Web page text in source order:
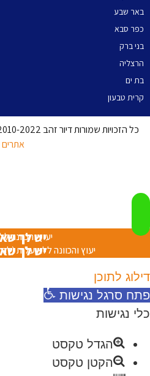
באר שבע
כפר סבא
בני ברק
הרצליה
בת ים
קרית טבעון
כל הזכויות שמורות דיור זהב 2010-2022 |
אתרים
יש לך
יעוץ והכוונה
יש לך
יעוץ והכוונה ללא עלות
דילוג לתוכן
פתח סרגל נגישות
כלי נגישות
הגדל טקסט
הקטן טקסט